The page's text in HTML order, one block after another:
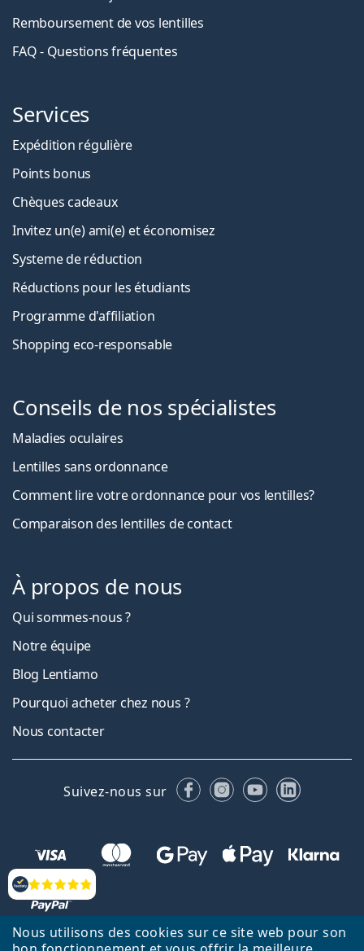
Nous utilisons des cookies sur ce site web pour son
Évaluation
Remboursement de vos lentilles
FAQ - Questions fréquentes
Services
Expédition régulière
Points bonus
Chèques cadeaux
Invitez un(e) ami(e) et économisez
Systeme de réduction
Réductions pour les étudiants
Programme d'affiliation
Shopping eco-responsable
Conseils de nos spécialistes
Maladies oculaires
Lentilles sans ordonnance
Comment lire votre ordonnance pour vos lentilles?
Comparaison des lentilles de contact
À propos de nous
Qui sommes-nous ?
Notre équipe
Blog Lentiamo
Pourquoi acheter chez nous ?
Nous contacter
Suivez-nous sur FacebookInstagram
YouTubeLinkedIn